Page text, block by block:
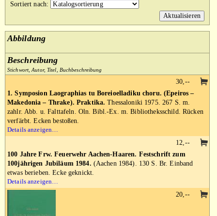
AGB
Sortiert nach:
Abbildung
Beschreibung
Stichwort, Autor, Titel, Buchbeschreibung
1. Symposion Laographias tu Boreioelladiku choru. (Epeiros –
Makedonia – Thrake). Praktika. Thessaloniki 1975. 267 S. m.
zahlr. Abb. u. Falttafeln. Oln. Bibl.-Ex. m. Bibliotheksschild. Rücken
verfärbt. Ecken bestoßen.
Details anzeigen…
30,--
100 Jahre Frw. Feuerwehr Aachen-Haaren. Festschrift zum
100jährigen Jubiläum 1984. (Aachen 1984). 130 S. Br. Einband
etwas berieben. Ecke geknickt.
Details anzeigen…
12,--
20,--